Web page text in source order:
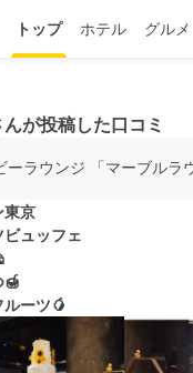
トップ ホテル グルメ
んが投稿した口コミ
ーラウンジ 「マーブルラ
東京
ュッフェ
🍯
ーツ🥭